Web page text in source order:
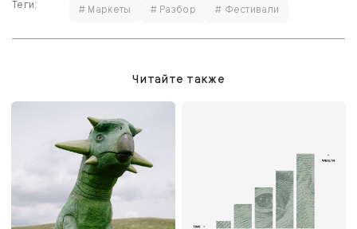
Теги: # Маркеты # Разбор # Фестивали
Читайте также